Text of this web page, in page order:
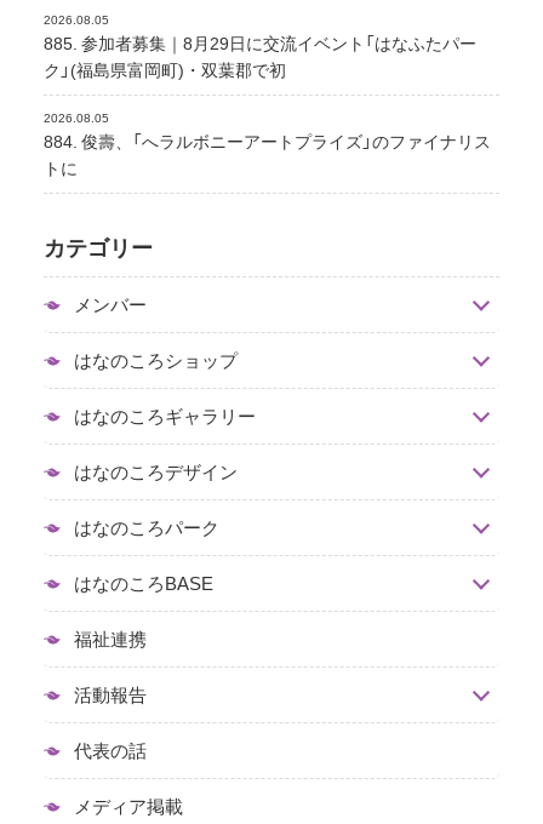
2026.08.05
885. 参加者募集｜8月29日に交流イベント「はなふたパー
ク」(福島県富岡町)・双葉郡で初
2026.08.05
884. 俊壽、「へラルボニーアートプライズ」のファイナリス
トに
カテゴリー
メンバー
はなのころショップ
はなのころギャラリー
はなのころデザイン
はなのころパーク
はなのころBASE
福祉連携
活動報告
代表の話
メディア掲載